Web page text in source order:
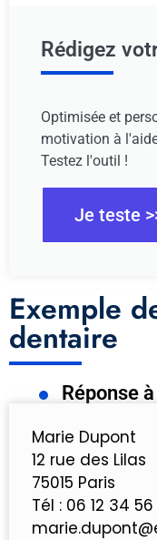
Rédigez
Optimisée et
motivation à
Testez l'outil !
Je teste
Exemple
dentaire
Réponse
Marie Dupont
12 rue des Lilas
75015 Paris
Tél : 06 12 34